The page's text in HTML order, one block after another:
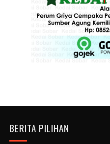
BERITA PILIHAN